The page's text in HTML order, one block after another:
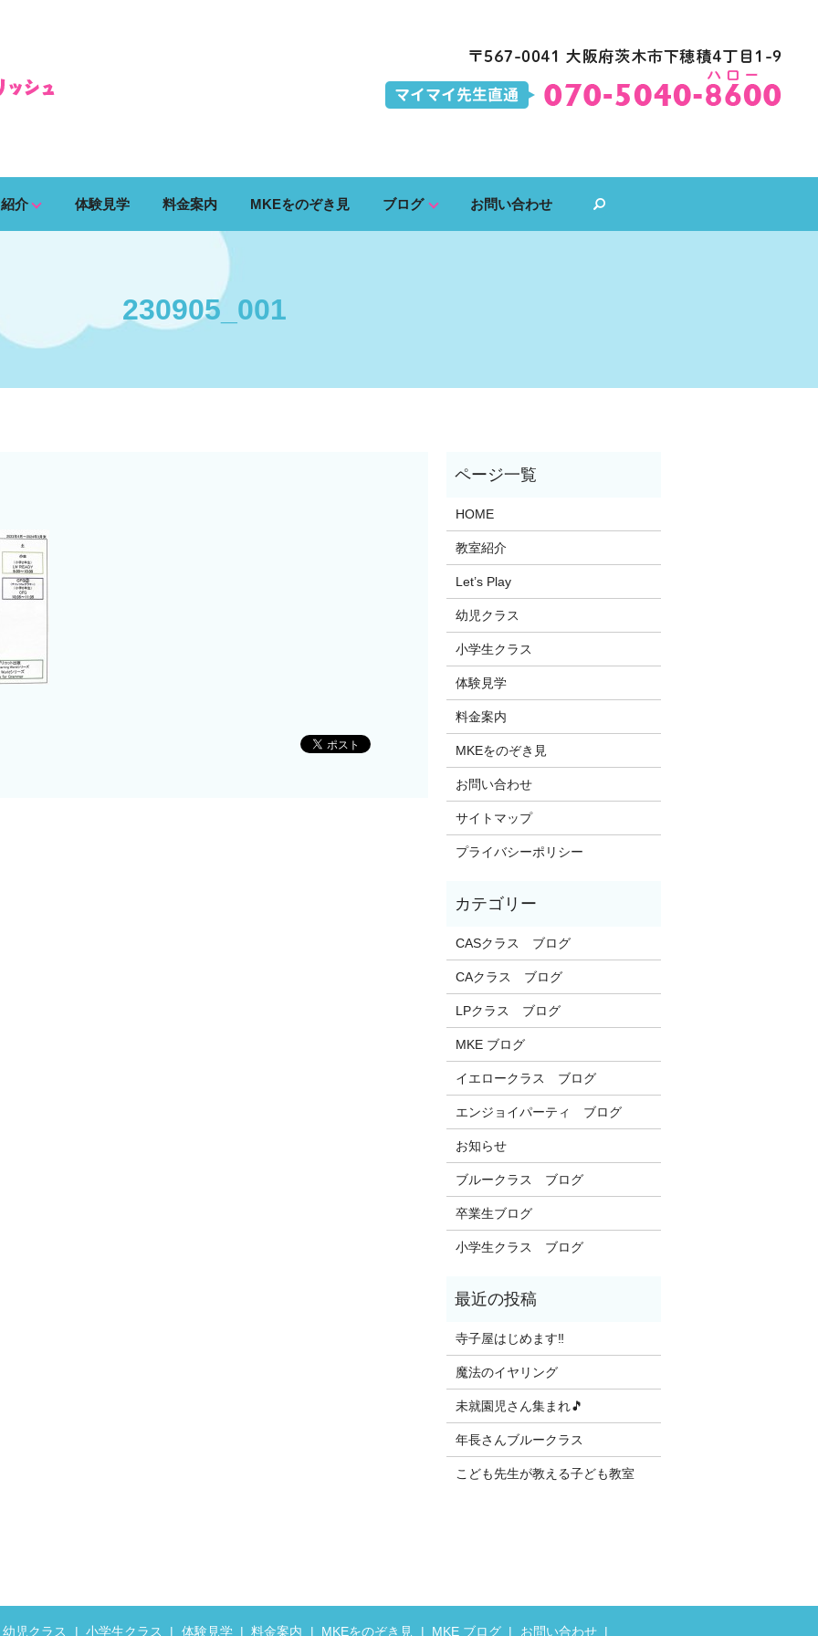
介 体験見学 料金案内 MKEをのぞき見 ブログ お問い合わせ
230905_001
HOME
教室紹介
Let’s Play
幼児クラス
小学生クラス
体験見学
料金案内
MKEをのぞき見
お問い合わせ
サイトマップ
プライバシーポリシー
CASクラス ブログ
CAクラス ブログ
LPクラス ブログ
MKE ブログ
イエロークラス ブログ
エンジョイパーティ ブログ
お知らせ
ブルークラス ブログ
卒業生ブログ
小学生クラス ブログ
寺子屋はじめます‼️
魔法のイヤリング
未就園児さん集まれ🎵
年長さんブルークラス
こども先生が教える子ども教室
幼児クラス 小学生クラス 体験見学 料金案内 MKEをのぞき見 MKE ブログ お問い合わせ